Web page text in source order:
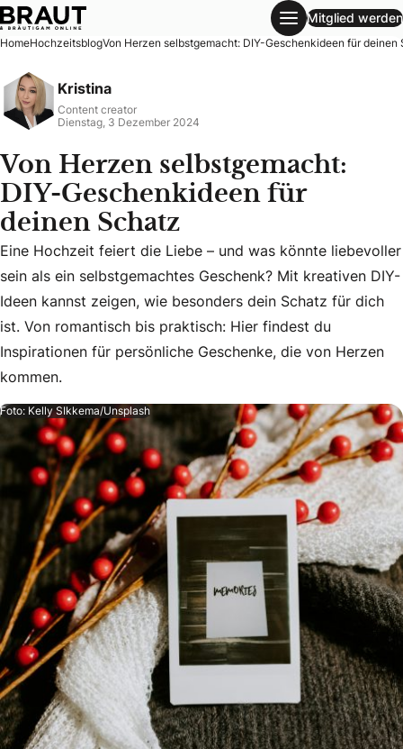
Von Herzen selbstgemacht: DIY-Geschenkideen für deinen
Mitglied werden
HomeHochzeitsblogVon Herzen selbstgemacht: DIY-Geschenkideen für deinen
Kristina
Content creator
Dienstag, 3 Dezember 2024
Von Herzen selbstgemacht:
DIY-Geschenkideen für
deinen Schatz
Eine Hochzeit feiert die Liebe – und was könnte
Eine Hochzeit feiert die Liebe – und was könnte liebevoller
sein als ein selbstgemachtes Geschenk? Mit kreativen DIY-
Ideen kannst zeigen, wie besonders dein Schatz für dich
ist. Von romantisch bis praktisch: Hier findest du
Inspirationen für persönliche Geschenke, die von Herzen
kommen.
Foto: Kelly SIkkema/Unsplash